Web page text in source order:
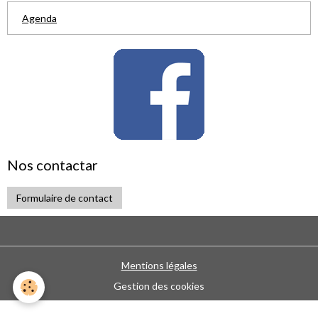
Agenda
Nos contactar
Formulaire de contact
Mentions légales
Gestion des cookies